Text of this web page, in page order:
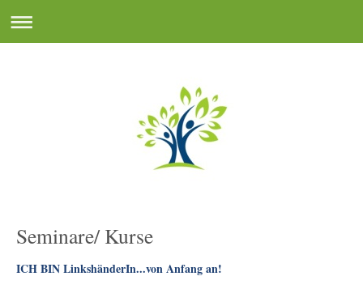
Seminare/ Kurse
ICH BIN LinkshänderIn...von Anfang an!